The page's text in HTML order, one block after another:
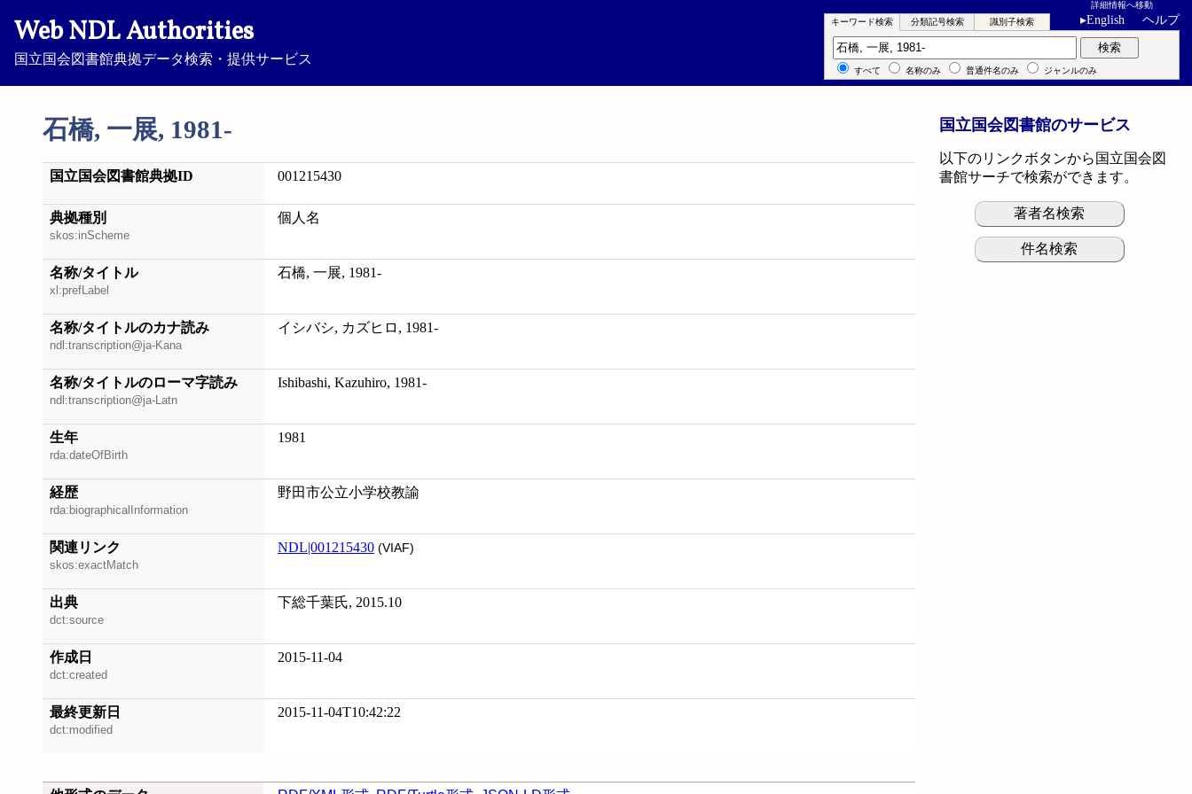
Web NDL Authorities
国立国会図書館典拠データ検索・提供サービス
詳細情報へ移動
▸English ヘルプ
石橋, 一展, 1981-
キーワード検索 分類記号検索 識別子検索
キーワード検索 検索
すべて 名称のみ 普通件名のみ ジャンルのみ
国立国会図書館典拠ID 001215430
典拠種別
skos:inScheme
個人名
名称/タイトル
xl:prefLabel
石橋, 一展, 1981-
名称/タイトルのカナ読み
ndl:transcription@ja-Kana
イシバシ, カズヒロ, 1981-
名称/タイトルのローマ字読み
ndl:transcription@ja-Latn
Ishibashi, Kazuhiro, 1981-
生年
rda:dateOfBirth
1981
経歴
rda:biographicalInformation
野田市公立小学校教諭
関連リンク
skos:exactMatch
NDL|001215430 (VIAF)
出典
dct:source
下総千葉氏, 2015.10
作成日
dct:created
2015-11-04
最終更新日
dct:modified
2015-11-04T10:42:22
国立国会図書館のサービス
以下のリンクボタンから国立国会図
書館サーチで検索ができます。
著者名検索
件名検索